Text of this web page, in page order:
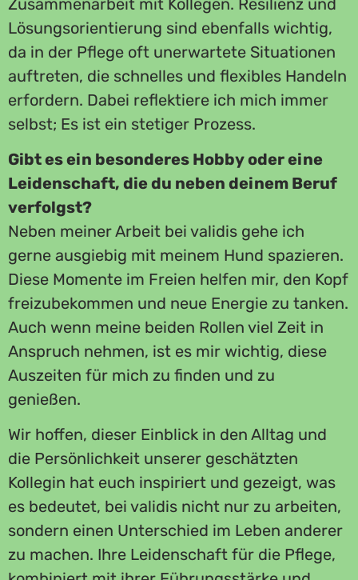
Lösungsorientierung sind ebenfalls wichtig,
da in der Pflege oft unerwartete Situationen
auftreten, die schnelles und flexibles Handeln
erfordern. Dabei reflektiere ich mich immer
selbst; Es ist ein stetiger Prozess.
Gibt es ein besonderes Hobby oder eine
Leidenschaft, die du neben deinem Beruf
verfolgst?
Neben meiner Arbeit bei validis gehe ich
gerne ausgiebig mit meinem Hund spazieren.
Diese Momente im Freien helfen mir, den Kopf
freizubekommen und neue Energie zu tanken.
Auch wenn meine beiden Rollen viel Zeit in
Anspruch nehmen, ist es mir wichtig, diese
Auszeiten für mich zu finden und zu
genießen.
Wir hoffen, dieser Einblick in den Alltag und
die Persönlichkeit unserer geschätzten
Kollegin hat euch inspiriert und gezeigt, was
es bedeutet, bei validis nicht nur zu arbeiten,
sondern einen Unterschied im Leben anderer
zu machen. Ihre Leidenschaft für die Pflege,